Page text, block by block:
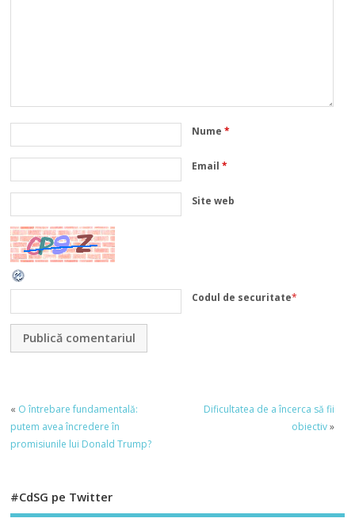
Nume*
Email*
Site web
Codul de securitate*
« O întrebare fundamentală:
putem avea încredere în
promisiunile lui Donald Trump?
Dificultatea de a încerca să fii
obiectiv»
#CdSG pe Twitter